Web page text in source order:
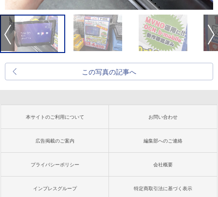
この写真の記事へ
本サイトのご利用について お問い合わせ
広告掲載のご案内 編集部へのご連絡
プライバシーポリシー 会社概要
インプレスグループ 特定商取引法に基づく表示